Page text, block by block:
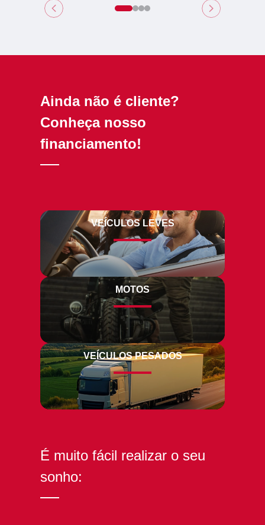
Ainda não é cliente?
Conheça nosso
financiamento!
VEÍCULOS LEVES
MOTOS
VEÍCULOS PESADOS
É muito fácil realizar o seu
sonho: